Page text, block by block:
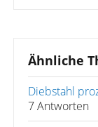
Ähnliche
Diebstahl
7 Antworten